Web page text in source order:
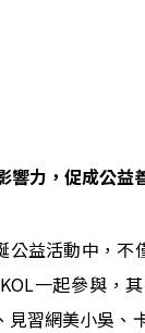
響力，促成公益
公益活動中，不
一起參與，
見習網美小吳、